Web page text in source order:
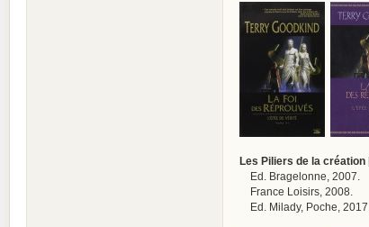
Les Piliers de la création
Ed. Bragelonne, 2007.
France Loisirs, 2008.
Ed. Milady, Poche, 2017.